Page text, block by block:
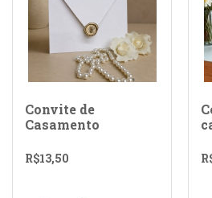
Convite de
Casamento
R$13,50